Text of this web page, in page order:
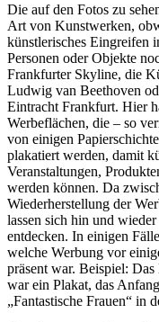
Die auf den Fotos zu
Art von Kunstwerken,
künstlerisches Eingreifen
Personen oder Objekte
Frankfurter Skyline, die
Ludwig van Beethoven
Eintracht Frankfurt. Hier
Werbeflächen, die – so
von einigen
plakatiert werden, damit
Veranstaltungen,
werden können. Da
Wiederherstellung der
lassen sich hin und
entdecken. In einigen
welche Werbung vor
präsent war. Beispiel:
war ein Plakat, das
„Fantastische Frauen“ in